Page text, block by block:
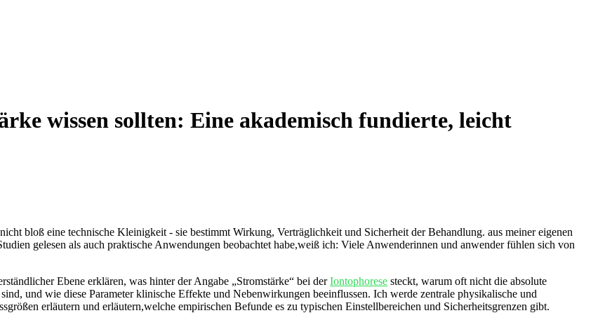
wissen sollten: Eine akademisch fundierte, leicht
nicht bloß eine technische Kleinigkeit ‌- sie bestimmt Wirkung, Verträglichkeit und Sicherheit der Behandlung. aus meiner eigenen
gelesen als auch praktische Anwendungen beobachtet habe,weiß ich: Viele Anwenderinnen und anwender fühlen sich von
Ebene erklären, ⁤was hinter⁣ der Angabe „Stromstärke“ bei derIontophorese steckt, warum oft nicht die ‌absolute⁢
und wie diese Parameter klinische Effekte​ und Nebenwirkungen beeinflussen. Ich werde zentrale ‌physikalische und
erläutern und erläutern,welche empirischen Befunde es zu​ typischen Einstellbereichen und Sicherheitsgrenzen gibt.